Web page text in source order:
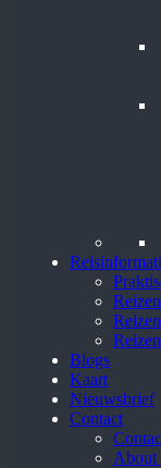
Blogs
Kaart
Nieuwsbrief
Contact
About